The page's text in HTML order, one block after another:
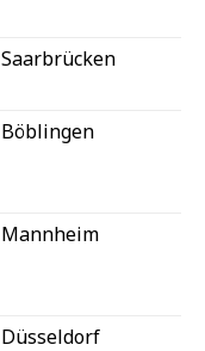
Saarbrücken
Böblingen
Mannheim
Düsseldorf